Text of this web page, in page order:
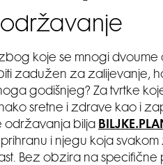
koje se mnogi dvoume
zadužen za zalijevanje,
godišnjeg? Za tvrtke
sretne i zdrave kao i
održavanja bilja
i njegu koja
Bez obzira na specifične